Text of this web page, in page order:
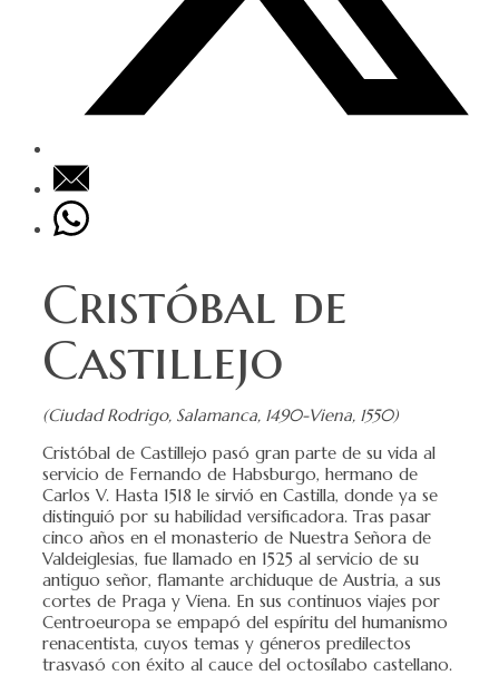
Cristóbal de
Castillejo
(Ciudad Rodrigo, Salamanca, 1490-Viena, 1550)
Cristóbal de Castillejo pasó gran parte de su vida al
servicio de Fernando de Habsburgo, hermano de
Carlos V. Hasta 1518 le sirvió en Castilla, donde ya se
distinguió por su habilidad versificadora. Tras pasar
cinco años en el monasterio de Nuestra Señora de
Valdeiglesias, fue llamado en 1525 al servicio de su
antiguo señor, flamante archiduque de Austria, a sus
cortes de Praga y Viena. En sus continuos viajes por
Centroeuropa se empapó del espíritu del humanismo
renacentista, cuyos temas y géneros predilectos
trasvasó con éxito al cauce del octosílabo castellano.